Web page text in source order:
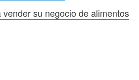
su negocio de alimentos